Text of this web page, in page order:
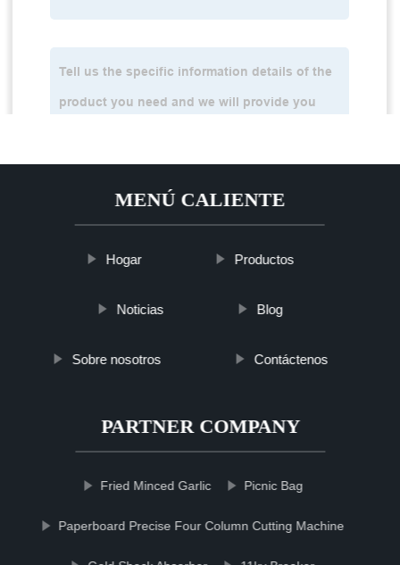
MENÚ CALIENTE
Hogar Productos
Noticias Blog
Sobre nosotros Contáctenos
PARTNER COMPANY
Fried Minced Garlic Picnic Bag
Paperboard Precise Four Column Cutting Machine